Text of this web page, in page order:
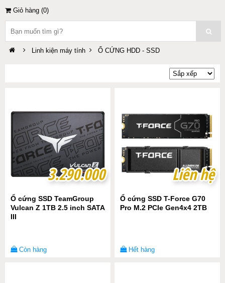
Giỏ hàng (0)
Linh kiện máy tính Ổ CỨNG HDD - SSD
3.290.000
3.290.000
Ổ cứng SSD TeamGroup
Vulcan Z 1TB 2.5 inch SATA
III
Còn hàng
Liên hệ
Liên hệ
Ổ cứng SSD T-Force G70
Pro M.2 PCIe Gen4x4 2TB
Hết hàng